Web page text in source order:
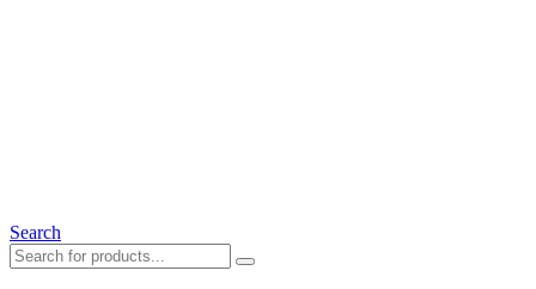
Search